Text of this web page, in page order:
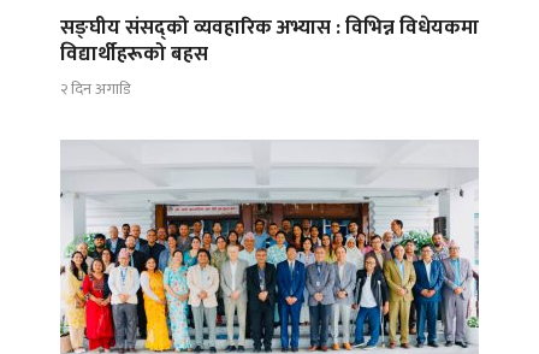
सङ्घीय संसद्को व्यवहारिक अभ्यास : विभिन्न विधेयकमा
विद्यार्थीहरूको बहस
२ दिन अगाडि